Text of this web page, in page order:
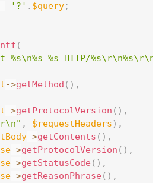
= '?' . $query;
(
%s\n%s %s HTTP/
->getMethod ( ) ,
->getProtocolVersion ( ) ,
, $requestHeaders ) ,
->getContents ( ) ,
->getProtocolVersion ( ) ,
->getStatusCode ( ) ,
->getReasonPhrase ( ) ,